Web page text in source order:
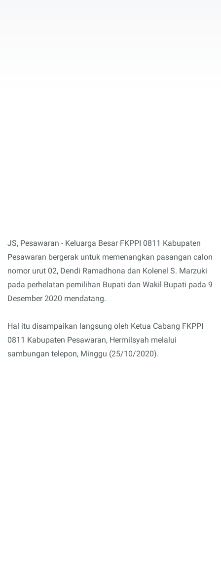
JS, Pesawaran - Keluarga Besar FKPPI 0811 Kabupaten
Pesawaran bergerak untuk memenangkan pasangan calon
nomor urut 02, Dendi Ramadhona dan Kolenel S. Marzuki
pada perhelatan pemilihan Bupati dan Wakil Bupati pada 9
Desember 2020 mendatang.
Hal itu disampaikan langsung oleh Ketua Cabang FKPPI
0811 Kabupaten Pesawaran, Hermilsyah melalui
sambungan telepon, Minggu (25/10/2020).